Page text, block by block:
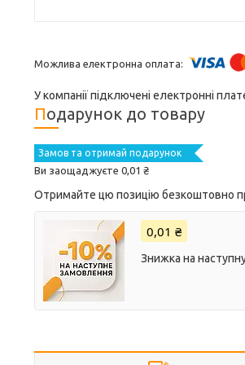
У компанії підключені електронні
Подарунок до товару
Замов та отримай подарунок
Ви заощаджуєте 0,01 ₴
Отримайте цю позицію безкоштовно
0,01 ₴
Знижка на